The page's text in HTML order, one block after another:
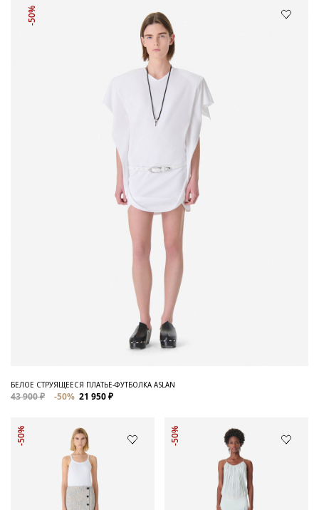
-50%
БЕЛОЕ СТРУЯЩЕЕСЯ ПЛАТЬЕ-ФУТБОЛКА ASLAN
43 900 ₽ -50% 21 950 ₽
-50% -50%